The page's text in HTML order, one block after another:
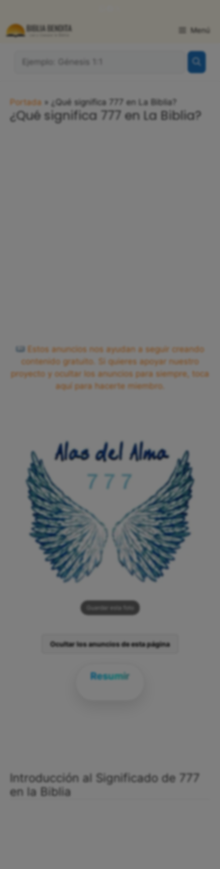
contenido
Menú
Portada » ¿Qué significa 777 en La Biblia?
¿Qué significa 777 en La Biblia?
Estos anuncios nos ayudan a seguir creando
contenido gratuito. Si quieres apoyar nuestro
proyecto y ocultar los anuncios para siempre, toca
aquí para hacerte miembro.
Guardar esta foto
Ocultar los anuncios de esta página
Resumir
Introducción al Significado de 777
en la Biblia